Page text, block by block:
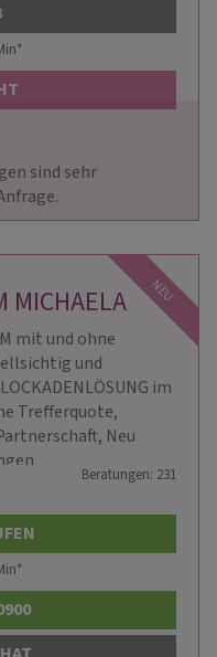
*
Anfrage.
MICHAELA NEU
mit und ohne
und
im
Trefferquote,
Neu
Beratungen: 231
*